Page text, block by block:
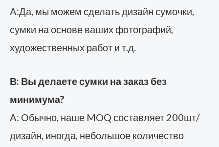
A:Да, мы можем сделать дизайн сумочки,
сумки на основе ваших фотографий,
художественных работ и т.д.
В: Вы делаете сумки на заказ без
минимума?
A: Обычно, наше MOQ составляет 200шт/
дизайн, иногда, небольшое количество